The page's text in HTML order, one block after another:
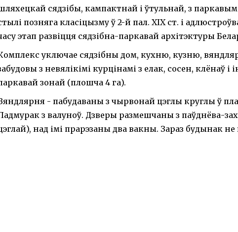
сядзібы, кампактнай і ўтульнай, з
позняга класіцызму ў 2-й пал. XIX ст. і
этап развіцця сядзібна-паркавай архітэктуры
уключае сядзібны дом, кухню, кузню,
з невялікімі курцінамі з елак, сосен, клёнаў і
зонай (плошча 4 га).
- пабудаваны з чырвонай цэглы круглы ў
з валуноў. Дзверы размешчаны з паўднёва-
над імі прарэзаны два вакны. Зараз будынак